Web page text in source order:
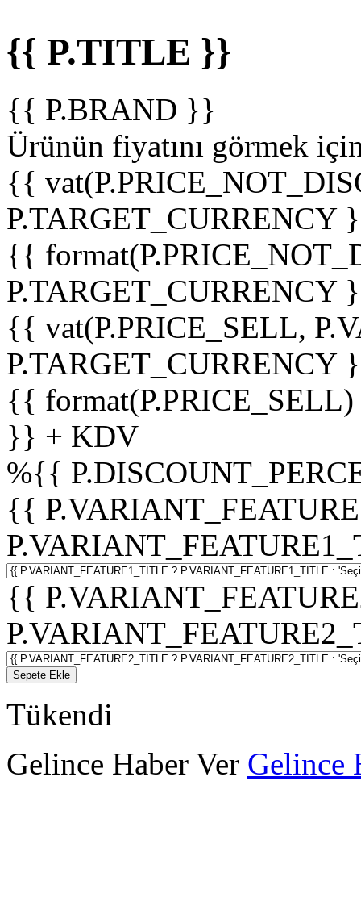
{{ P.TITLE }}
{{ P.BRAND }}
Ürünün fiyatını görmek
{{
P.TARGET_CURRENCY
{{
P.TARGET_CURRENCY
{{ vat(P.PRICE_SELL,
P.TARGET_CURRENCY
{{
}} + KDV
%{{
{{
{{
Sepete Ekle
Tükendi
Gelince Haber Ver Gelince